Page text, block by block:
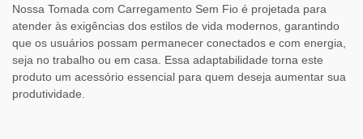
Nossa Tomada com Carregamento Sem Fio é projetada para
atender às exigências dos estilos de vida modernos, garantindo
que os usuários possam permanecer conectados e com energia,
seja no trabalho ou em casa. Essa adaptabilidade torna este
produto um acessório essencial para quem deseja aumentar sua
produtividade.